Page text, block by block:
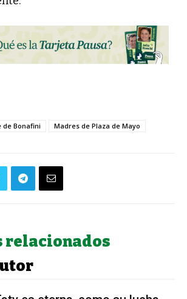
de Bonafini Madres de Plaza de Mayo